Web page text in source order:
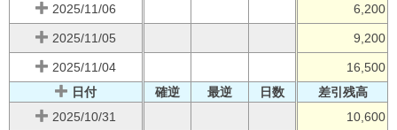
2025/11/06 6,200
2025/11/05 9,200
2025/11/04
16,500
日付
確逆 最逆 日数
差引残高
2025/10/31
10,600